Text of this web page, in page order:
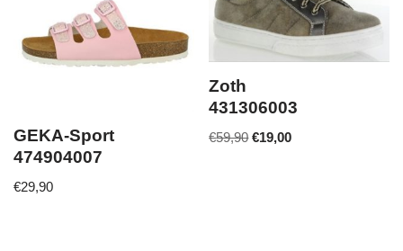
GEKA-Sport
474904007
€29,90
Zoth
431306003
€59,90 €19,00